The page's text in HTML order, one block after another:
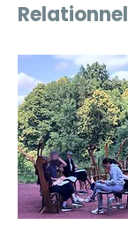
Relationnel